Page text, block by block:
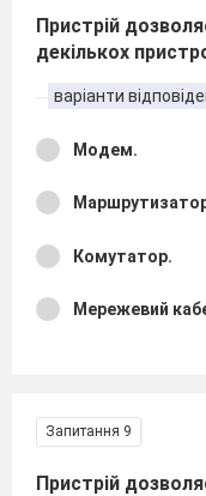
Пристрій
декількох
варіанти
Модем.
Комутатор.
Мережевий
Запитання 9
Пристрій